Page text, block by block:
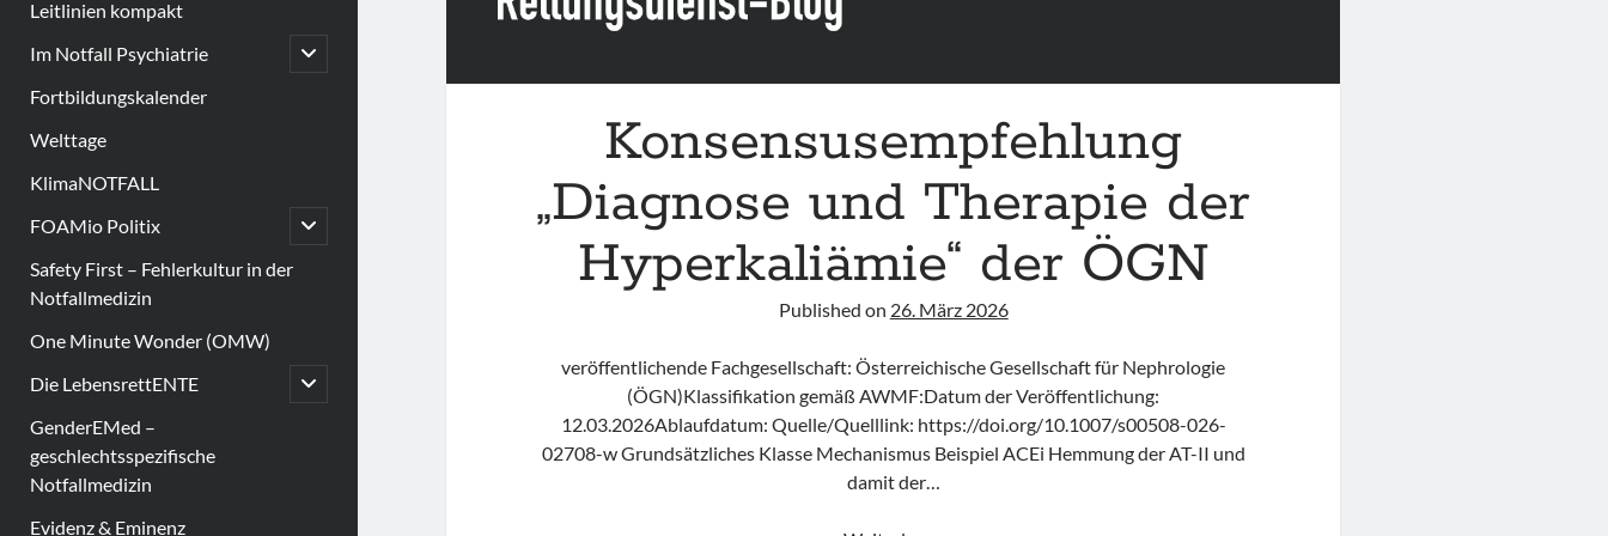
Leitlinien kompakt
Im Notfall Psychiatrie
open
child
Fortbildungskalender
Welttage
KlimaNOTFALL
FOAMio Politix
open
child
Safety First – Fehlerkultur in der
Notfallmedizin
One Minute Wonder (OMW)
Die LebensrettENTE
open
child
GenderEMed –
geschlechtsspezifische
Notfallmedizin
Evidenz & Eminenz
Konsensusempfehlung
„Diagnose und Therapie der
Hyperkaliämie“ der ÖGN
Published on 26. März 2026
veröffentlichende Fachgesellschaft: Österreichische Gesellschaft für Nephrologie
(ÖGN)Klassifikation gemäß AWMF:Datum der Veröffentlichung:
12.03.2026Ablaufdatum: Quelle/Quelllink: https://doi.org/10.1007/s00508-026-
02708-w Grundsätzliches Klasse Mechanismus Beispiel ACEi Hemmung der AT-II und
damit der…